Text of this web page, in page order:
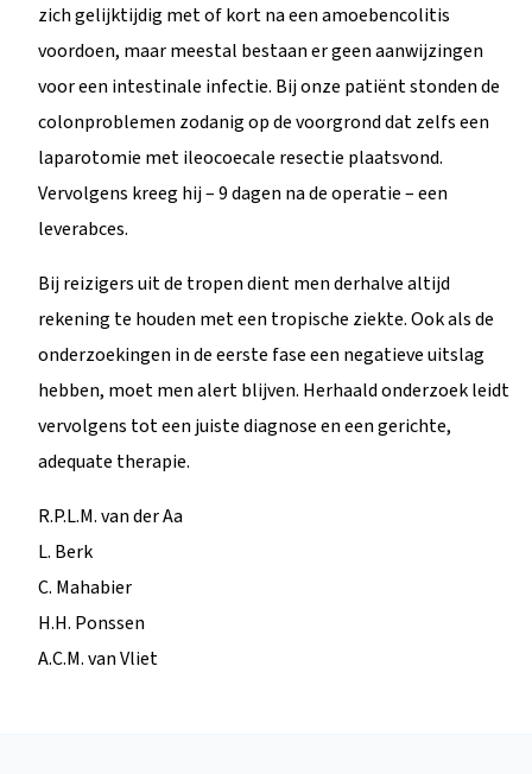
zich gelijktijdig met of kort na een amoebencolitis
voordoen, maar meestal bestaan er geen aanwijzingen
voor een intestinale infectie. Bij onze patiënt stonden de
colonproblemen zodanig op de voorgrond dat zelfs een
laparotomie met ileocoecale resectie plaatsvond.
Vervolgens kreeg hij – 9 dagen na de operatie – een
leverabces.
Bij reizigers uit de tropen dient men derhalve altijd
rekening te houden met een tropische ziekte. Ook als de
onderzoekingen in de eerste fase een negatieve uitslag
hebben, moet men alert blijven. Herhaald onderzoek leidt
vervolgens tot een juiste diagnose en een gerichte,
adequate therapie.
R.P.L.M. van der Aa
L. Berk
C. Mahabier
H.H. Ponssen
A.C.M. van Vliet